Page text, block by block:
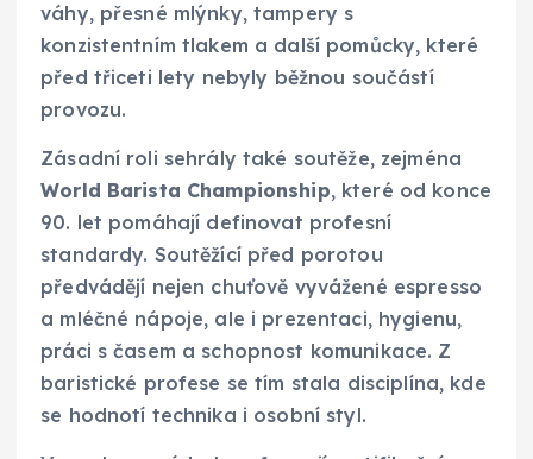
váhy, přesné mlýnky, tampery s
konzistentním tlakem a další pomůcky, které
před třiceti lety nebyly běžnou součástí
provozu.
Zásadní roli sehrály také soutěže, zejména
World Barista Championship, které od konce
90. let pomáhají definovat profesní
standardy. Soutěžící před porotou
předvádějí nejen chuťově vyvážené espresso
a mléčné nápoje, ale i prezentaci, hygienu,
práci s časem a schopnost komunikace. Z
baristické profese se tím stala disciplína, kde
se hodnotí technika i osobní styl.